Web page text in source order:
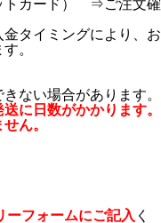
トカード） ⇒ご注文確
タイミングにより、お
。
ない場合があります。
に日数がかかります。
ん。
ーフォームにご記入 く